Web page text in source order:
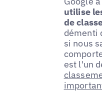
utilise
de
démenti
si nous
est l'un